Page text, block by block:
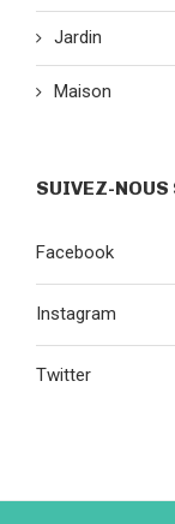
Jardin
Maison
SUIVEZ-NOUS
Facebook
Instagram
Twitter